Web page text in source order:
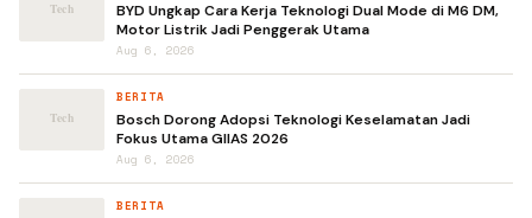
BYD Ungkap Cara Kerja Teknologi Dual Mode di M6 DM,
Motor Listrik Jadi Penggerak Utama
Aug 6, 2026
BERITA
Bosch Dorong Adopsi Teknologi Keselamatan Jadi
Fokus Utama GIIAS 2026
Aug 6, 2026
BERITA